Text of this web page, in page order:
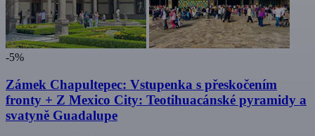
-5%
Zámek Chapultepec: Vstupenka s přeskočením
fronty + Z Mexico City: Teotihuacánské pyramidy a
svatyně Guadalupe